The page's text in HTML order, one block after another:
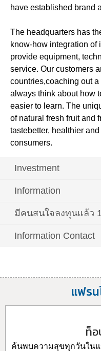
have established brand
The headquarters has
know-how integration of
provide equipment,
service. Our customers
countries,coaching out
always think about how
easier to learn. The
of natural fresh fruit and
tastebetter, healthier
consumers.
Investment
Information
มีคนสนใจลงทุนแล้ว
Information Contact
แฟร
ท็
ค้นพบความสุขทุกวันใน